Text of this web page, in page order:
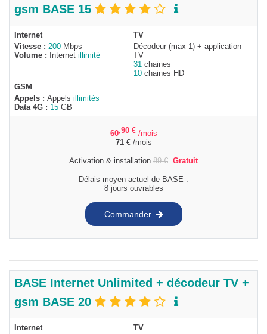
gsm BASE 15
Internet
Vitesse : 200 Mbps
Volume :
Internet illimité
TV
Décodeur (max 1) + application
TV
31 chaines
10 chaines HD
GSM
Appels : Appels illimités
Data 4G : 15 GB
60,90 € /mois
71€/mois
Activation & installation 89€ Gratuit
Délais moyen actuel de BASE :
8 jours ouvrables
Commander
BASE Internet Unlimited + décodeur TV +
gsm BASE 20
Internet
TV